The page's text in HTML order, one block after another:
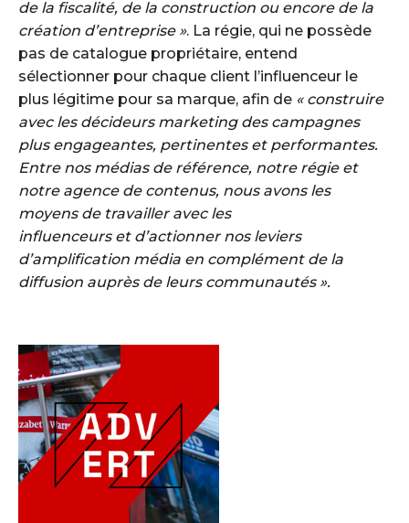
de la fiscalité, de la construction ou encore de la
création d’entreprise ». La régie, qui ne possède
pas de catalogue propriétaire, entend
sélectionner pour chaque client l’influenceur le
plus légitime pour sa marque, afin de « construire
avec les décideurs marketing des campagnes
plus engageantes, pertinentes et performantes.
Entre nos médias de référence, notre régie et
notre agence de contenus, nous avons les
moyens de travailler avec les
influenceurs et d’actionner nos leviers
d’amplification média en complément de la
diffusion auprès de leurs communautés ».